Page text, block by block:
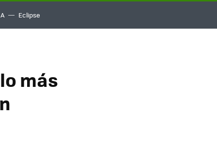
Eclipse
más